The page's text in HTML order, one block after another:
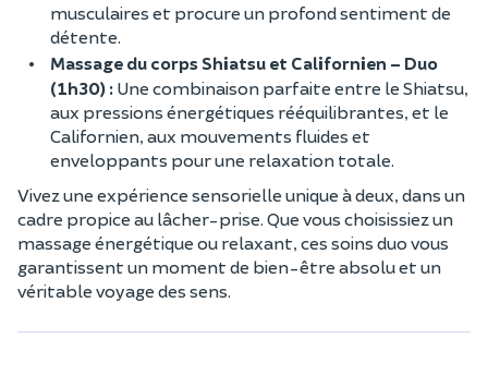
musculaires et procure un profond sentiment de
détente.
Massage du corps Shiatsu et Californien – Duo
(1h30) : Une combinaison parfaite entre le Shiatsu,
aux pressions énergétiques rééquilibrantes, et le
Californien, aux mouvements fluides et
enveloppants pour une relaxation totale.
Vivez une expérience sensorielle unique à deux, dans un
cadre propice au lâcher-prise. Que vous choisissiez un
massage énergétique ou relaxant, ces soins duo vous
garantissent un moment de bien-être absolu et un
véritable voyage des sens.